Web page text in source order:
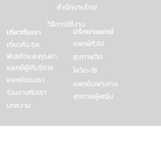
สำนักงานไทย
วิธีการใช้งาน
เกี่ยวกับเรา
เกี่ยวกับ DA
พันธกิจและคุณค่า
แพทย์ผู้ให้บริการ
แพทย์ของเรา
ร่วมงานกับเรา
บทความ
ปรึกษาแพทย์
แพทย์ทั่วไป
สุขภาพจิต
โควิด-19
แพทย์เฉพาะทาง
สุขภาพผู้หญิง